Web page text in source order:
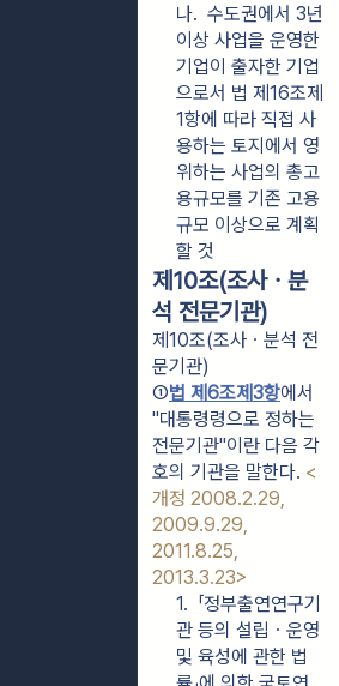
나.  수도권에서 3년
이상 사업을 운영한
기업이 출자한 기업
으로서 법 제16조제
1항에 따라 직접 사
용하는 토지에서 영
위하는 사업의 총고
용규모를 기존 고용
규모 이상으로 계획
할 것
제10조(조사ㆍ분
석 전문기관)
제10조(조사ㆍ분석 전
문기관)
①법 제6조제3항에서
"대통령령으로 정하는
전문기관"이란 다음 각
호의 기관을 말한다. <
개정 2008.2.29,
2009.9.29,
2011.8.25,
2013.3.23>
1.  「정부출연연구기
관 등의 설립ㆍ운영
및 육성에 관한 법